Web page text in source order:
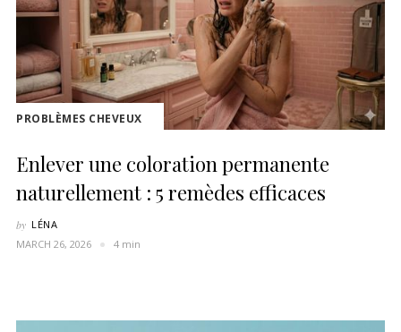
PROBLÈMES CHEVEUX
Enlever une coloration permanente
naturellement : 5 remèdes efficaces
by LÉNA
MARCH 26, 2026
4 min